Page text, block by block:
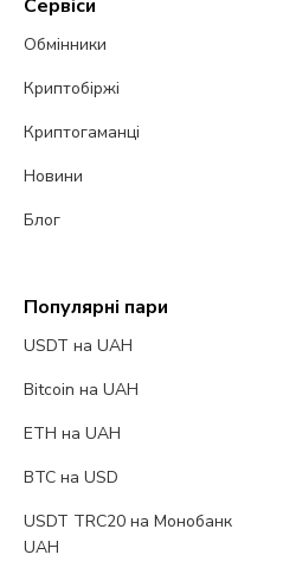
Сервіси
Обмінники
Криптобіржі
Криптогаманці
Новини
Блог
Популярні пари
USDT на UAH
Bitcoin на UAH
ETH на UAH
BTC на USD
USDT TRC20 на Монобанк
UAH